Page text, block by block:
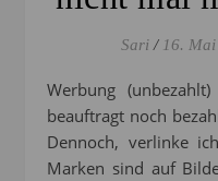
Sari / 16.
Werbung (unbezahlt) – Dieser Beitrag ist weder
beauftragt noch
Dennoch, verlinke
Marken sind auf